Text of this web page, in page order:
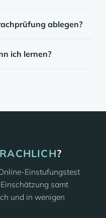
ablegen?
ich lernen?
?
Einstufungstest
samt
und in wenigen